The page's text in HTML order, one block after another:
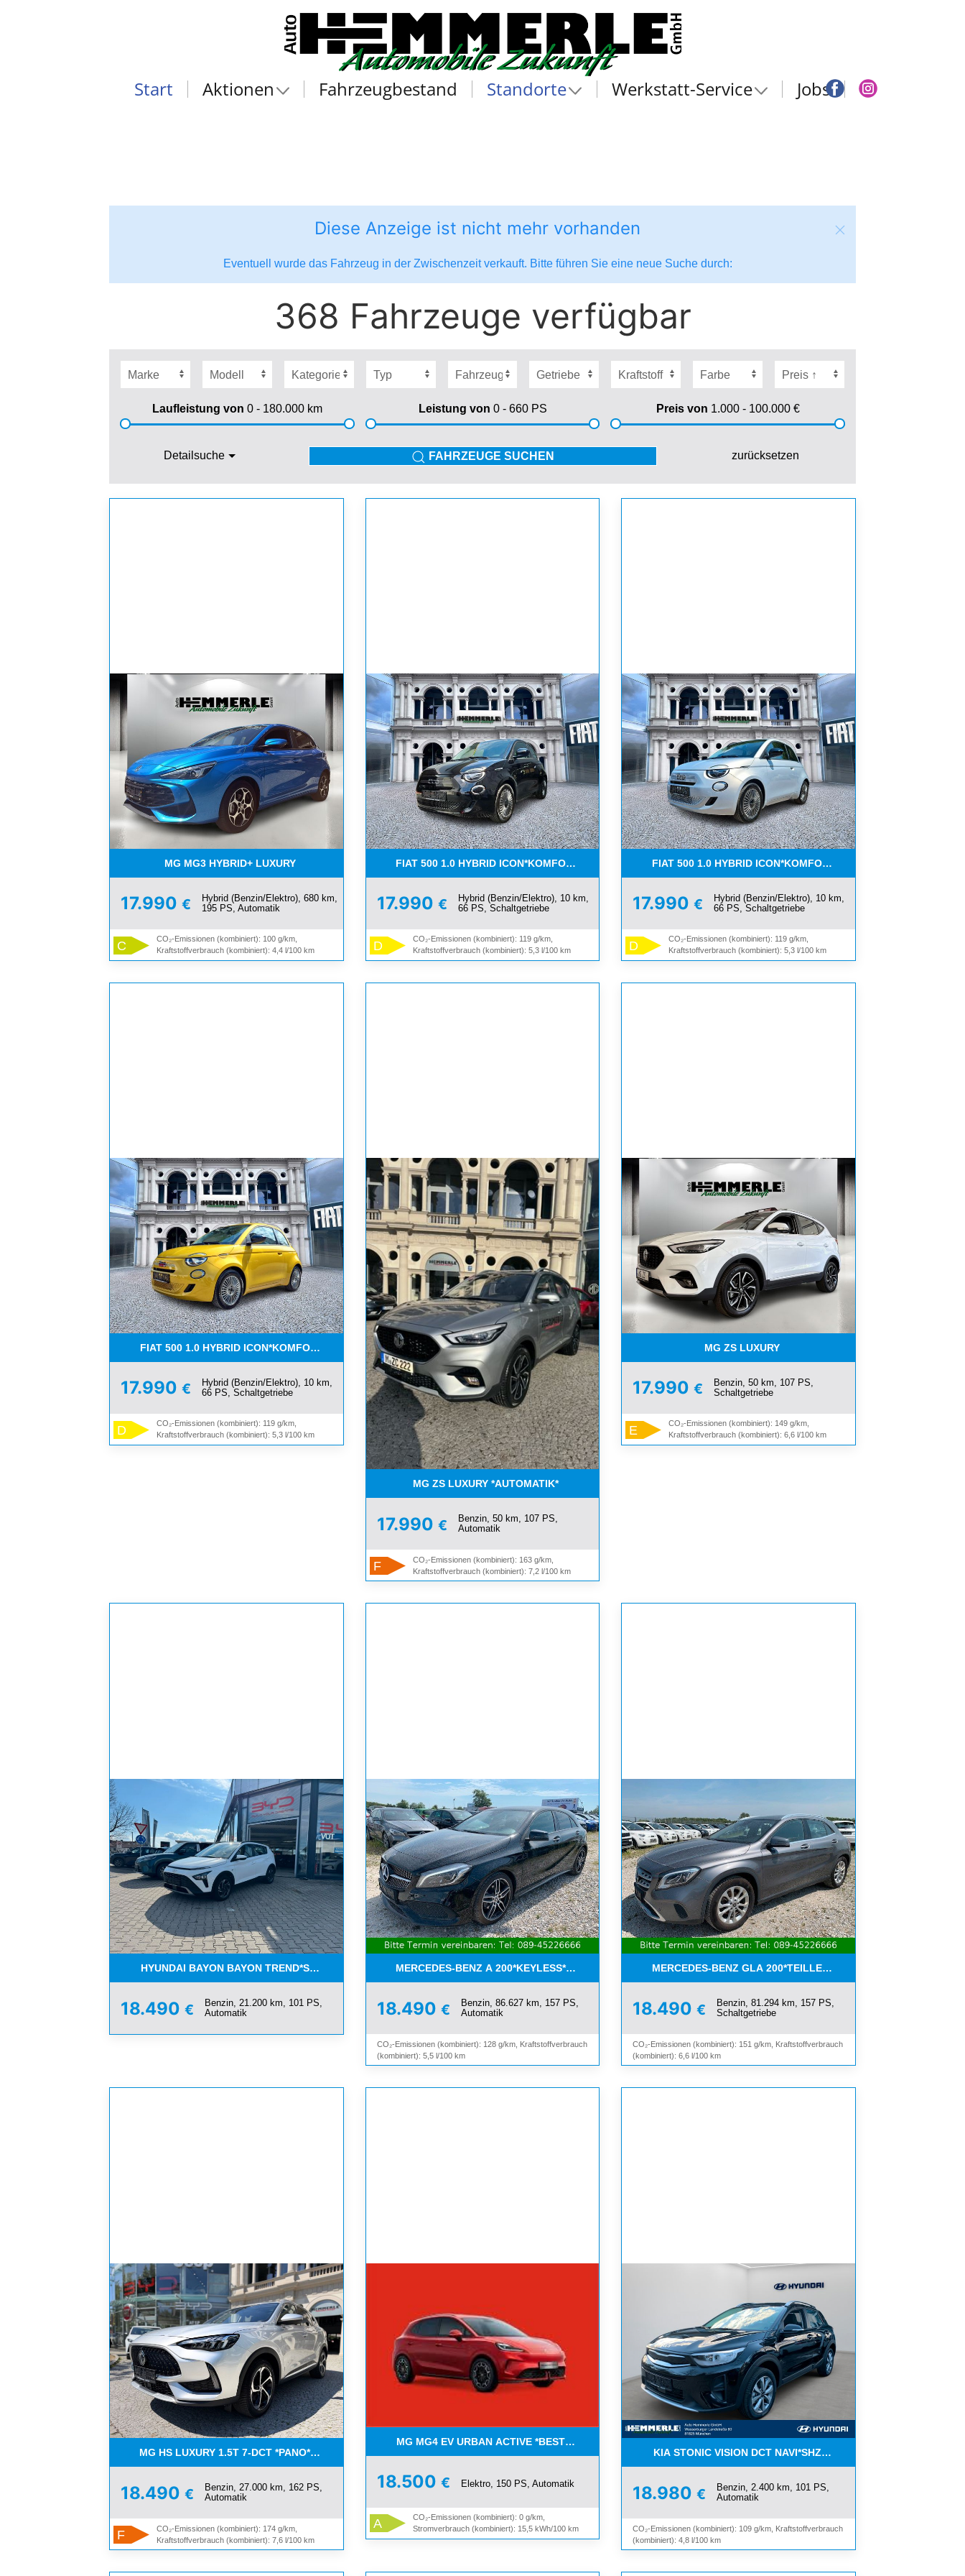
Start Aktionen Fahrzeugbestand Standorte Werkstatt-Service Jobs
Diese Anzeige ist nicht mehr vorhanden
Eventuell wurde das Fahrzeug in der Zwischenzeit verkauft. Bitte führen Sie eine neue Suche durch:
368 Fahrzeuge verfügbar
Laufleistung von 0 - 180.000km Leistung von 0 - 660PS Preis von 1.000 - 100.000€
Detailsuche FAHRZEUGE SUCHEN zurücksetzen
MG MG3 HYBRID+ LUXURY
17.990 €
Hybrid (Benzin/Elektro), 680 km,
195 PS, Automatik
C
CO₂-Emissionen (kombiniert): 100 g/km,
Kraftstoffverbrauch (kombiniert): 4,4 l/100 km
FIAT 500 1.0 HYBRID ICON*KOMFORT PAKET*SOFORT !!!!!
17.990 €
Hybrid (Benzin/Elektro), 10 km,
66 PS, Schaltgetriebe
D
CO₂-Emissionen (kombiniert): 119 g/km,
Kraftstoffverbrauch (kombiniert): 5,3 l/100 km
FIAT 500 1.0 HYBRID ICON*KOMFORT PAKET*SOFORT !!!!!
17.990€
Hybrid (Benzin/Elektro), 10 km,
66 PS, Schaltgetriebe
D
CO₂-Emissionen (kombiniert): 119 g/km,
Kraftstoffverbrauch (kombiniert): 5,3 l/100 km
FIAT 500 1.0 HYBRID ICON*KOMFORT PAKET*SOFORT !!!!!
17.990 €
Hybrid (Benzin/Elektro), 10 km,
66 PS, Schaltgetriebe
D
CO₂-Emissionen (kombiniert): 119 g/km,
Kraftstoffverbrauch (kombiniert): 5,3 l/100 km
MG ZS LUXURY *AUTOMATIK*
17.990 €
Benzin, 50 km, 107 PS,
Automatik
F
CO₂-Emissionen (kombiniert): 163 g/km,
Kraftstoffverbrauch (kombiniert): 7,2 l/100 km
MG ZS LUXURY
17.990€
Benzin, 50 km, 107 PS,
Schaltgetriebe
E
CO₂-Emissionen (kombiniert): 149 g/km,
Kraftstoffverbrauch (kombiniert): 6,6 l/100 km
HYUNDAI BAYON BAYON TREND*SERVICE NEU*1 HAND* TOP!!
18.490 €
Benzin, 21.200 km, 101 PS,
Automatik
MERCEDES-BENZ A 200*KEYLESS*NAVI*LEDER*SCHIEBEDACH*
18.490 €
Benzin, 86.627 km, 157 PS,
Automatik
CO₂-Emissionen (kombiniert): 128 g/km, Kraftstoffverbrauch
(kombiniert): 5,5 l/100 km
MERCEDES-BENZ GLA 200*TEILLEDER*NAVI*KEYLESS*SHZ*
18.490€
Benzin, 81.294 km, 157 PS,
Schaltgetriebe
CO₂-Emissionen (kombiniert): 151 g/km, Kraftstoffverbrauch
(kombiniert): 6,6 l/100 km
MG HS LUXURY 1.5T 7-DCT *PANO* AUCH IN WEISS
18.490 €
Benzin, 27.000 km, 162 PS,
Automatik
F
CO₂-Emissionen (kombiniert): 174 g/km,
Kraftstoffverbrauch (kombiniert): 7,6 l/100 km
MG MG4 EV URBAN ACTIVE *BESTELLFAHRZEUGE*
18.500 € Elektro, 150 PS, Automatik
A
CO₂-Emissionen (kombiniert): 0 g/km,
Stromverbrauch (kombiniert): 15,5 kWh/100 km
KIA STONIC VISION DCT NAVI*SHZ*LHZ*ALU*TEMPOMAT TOP
18.980€
Benzin, 2.400 km, 101 PS,
Automatik
CO₂-Emissionen (kombiniert): 109 g/km, Kraftstoffverbrauch
(kombiniert): 4,8 l/100 km